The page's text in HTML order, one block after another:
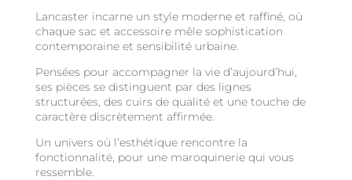
Lancaster incarne un style moderne et raffiné, où
chaque sac et accessoire mêle sophistication
contemporaine et sensibilité urbaine.
Pensées pour accompagner la vie d’aujourd’hui,
ses pièces se distinguent par des lignes
structurées, des cuirs de qualité et une touche de
caractère discrètement affirmée.
Un univers où l’esthétique rencontre la
fonctionnalité, pour une maroquinerie qui vous
ressemble.